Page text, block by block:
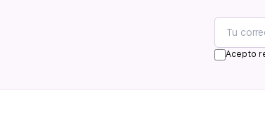
Acepto